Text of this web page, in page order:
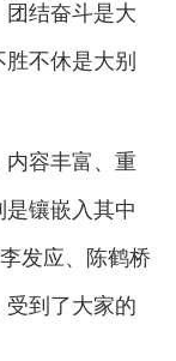
结奋斗是大
不休是大别
容丰富、重
镶嵌入其中
发应、陈鹤桥
到了大家的